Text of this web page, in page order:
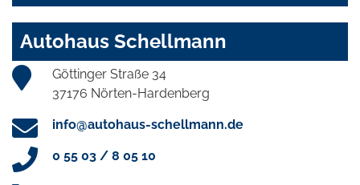
Autohaus Schellmann
Göttinger Straße 34
37176 Nörten-Hardenberg
info@autohaus-schellmann.de
0 55 03 / 8 05 10